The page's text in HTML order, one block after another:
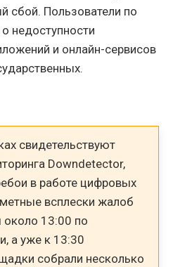
сбой. Пользователи по
недоступности
и онлайн-сервисов
свидетельствуют
Downdetector,
в работе цифровых
всплески жалоб
13:00 по
а уже к 13:30
собрали несколько